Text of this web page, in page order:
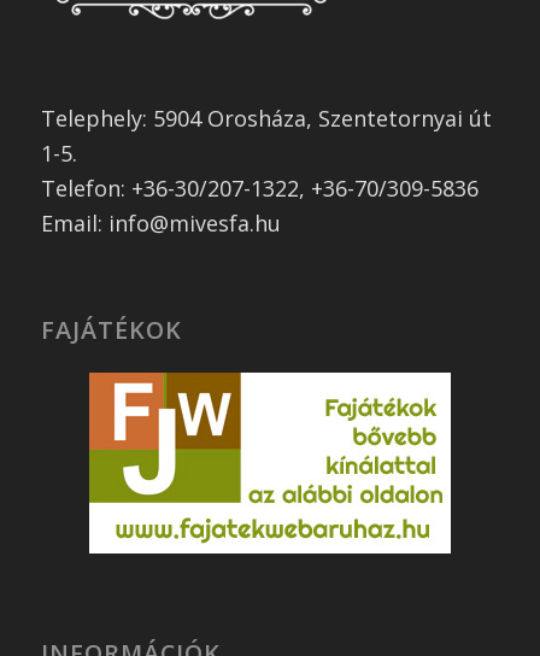
Telephely: 5904 Orosháza, Szentetornyai út
1-5.
Telefon: +36-30/207-1322, +36-70/309-5836
Email: info@mivesfa.hu
FAJÁTÉKOK